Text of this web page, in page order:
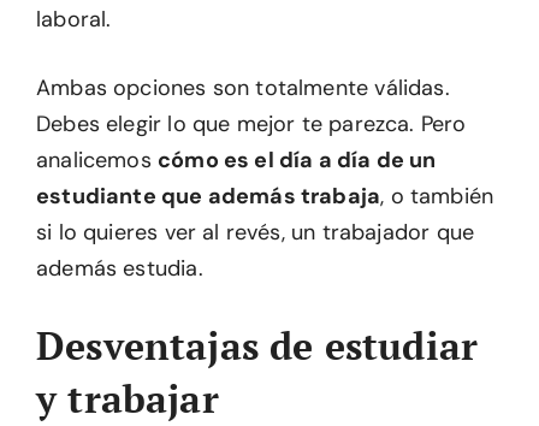
laboral.
Ambas opciones son totalmente válidas.
Debes elegir lo que mejor te parezca. Pero
analicemos cómo es el día a día de un
estudiante que además trabaja, o también
si lo quieres ver al revés, un trabajador que
además estudia.
Desventajas de estudiar
y trabajar